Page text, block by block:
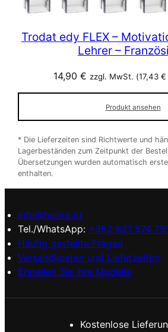
Trodat edy FLEX –
Lehrer –
14,90 € zzgl. MwSt. (17,43 €
Produkt ansehen
* Die Lieferzeiten sind Richtwerte und
Lagerbeständen zum Zeitpunkt der
Übersetzungen wurden automatisch
enthalten.
info@hanko.lu
Tel./WhatsApp: +352 621 574
Häufig gestellte Fragen
Versandkosten und Lieferzeiten
Erstellen Sie Ihre Modelle
Kostenlose